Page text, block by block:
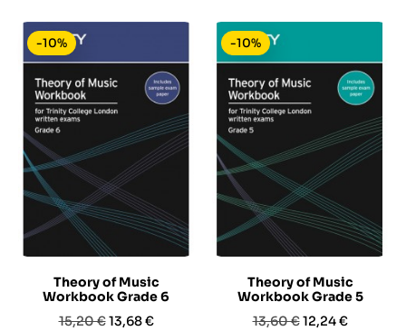
Theory of Music
Workbook Grade 6
Prezzo
15,20 €Prezzo
13,68 €
-10%
Theory of Music
Workbook Grade 5
Prezzo
13,60 €Prezzo
12,24 €
-10%